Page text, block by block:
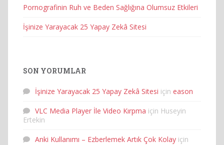
Pornografinin Ruh ve Beden Sağlığına Olumsuz Etkileri
İşinize Yarayacak 25 Yapay Zekâ Sitesi
SON YORUMLAR
İşinize Yarayacak 25 Yapay Zekâ Sitesi için eason
VLC Media Player İle Video Kırpma için Huseyin
Ertekin
Anki Kullanımı – Ezberlemek Artık Çok Kolay için